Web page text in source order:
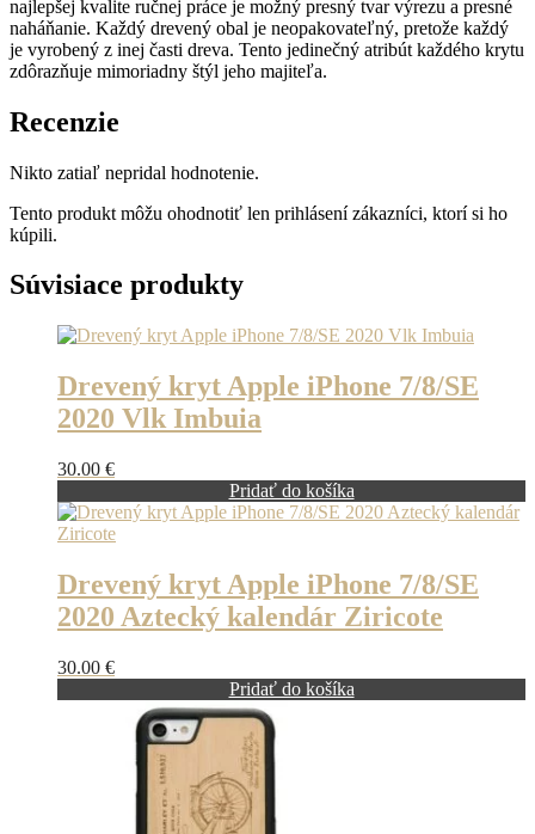
najlepšej kvalite ručnej práce je možný presný tvar výrezu a presné
naháňanie. Každý drevený obal je neopakovateľný, pretože každý
je vyrobený z inej časti dreva. Tento jedinečný atribút každého krytu
zdôrazňuje mimoriadny štýl jeho majiteľa.
Recenzie
Nikto zatiaľ nepridal hodnotenie.
Tento produkt môžu ohodnotiť len prihlásení zákazníci, ktorí si ho
kúpili.
Súvisiace produkty
Drevený kryt Apple iPhone 7/8/SE
2020 Vlk Imbuia
30.00 €
Pridať do košíka
Drevený kryt Apple iPhone 7/8/SE
2020 Aztecký kalendár Ziricote
30.00 €
Pridať do košíka